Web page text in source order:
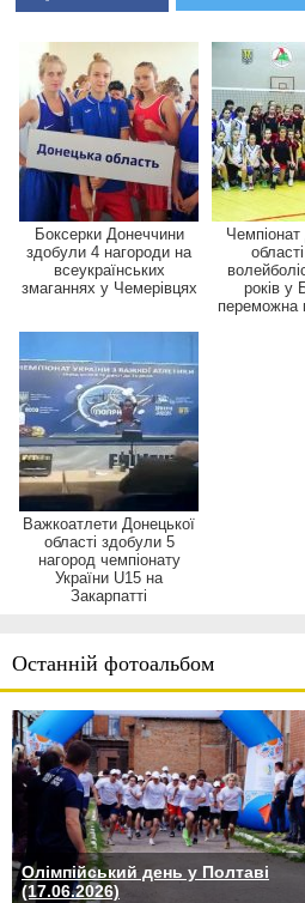
Останній фотоальбом
Олімпійський день у Полтаві
(17.06.2026)
Боксерки Донеччини
здобули 4 нагороди на
всеукраїнських
змаганнях у Чемерівцях
Чемпіонат
років у
переможна
Важкоатлети Донецької
області здобули 5
нагород чемпіонату
України U15 на
Закарпатті